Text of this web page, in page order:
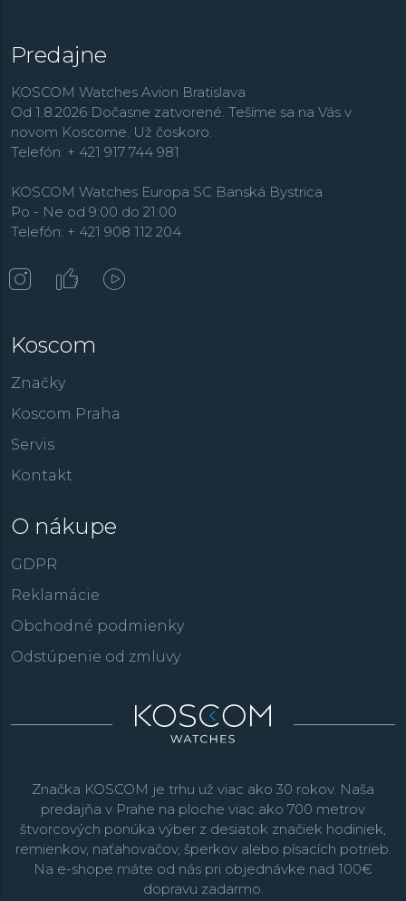
Predajne
KOSCOM Watches Avion Bratislava
Od 1.8.2026 Dočasne zatvorené. Tešíme sa na Vás v
novom Koscome. Už čoskoro.
Telefón: + 421 917 744 981
KOSCOM Watches Europa SC Banská Bystrica
Po - Ne od 9:00 do 21:00
Telefón: + 421 908 112 204
Koscom
Značky
Koscom Praha
Servis
Kontakt
O nákupe
GDPR
Reklamácie
Obchodné podmienky
Odstúpenie od zmluvy
Značka KOSCOM je trhu už viac ako 30 rokov. Naša
predajňa v Prahe na ploche viac ako 700 metrov
štvorcových ponúka výber z desiatok značiek hodiniek,
remienkov, naťahovačov, šperkov alebo písacích potrieb.
Na e-shope máte od nás pri objednávke nad 100€
dopravu zadarmo.